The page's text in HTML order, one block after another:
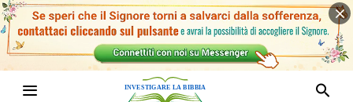
Antico Testamento1 Nuovo Testamento